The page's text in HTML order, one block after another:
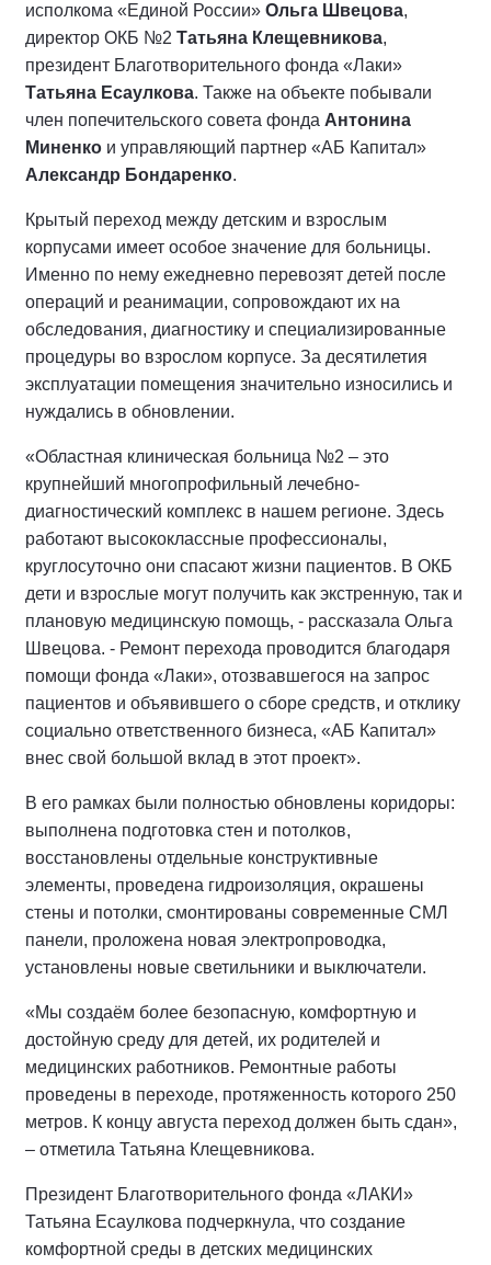
исполкома «Единой России» Ольга Швецова,
директор ОКБ №2 Татьяна Клещевникова,
президент Благотворительного фонда «Лаки»
Татьяна Есаулкова. Также на объекте побывали
член попечительского совета фонда Антонина
Миненко и управляющий партнер «АБ Капитал»
Александр Бондаренко.
Крытый переход между детским и взрослым
корпусами имеет особое значение для больницы.
Именно по нему ежедневно перевозят детей после
операций и реанимации, сопровождают их на
обследования, диагностику и специализированные
процедуры во взрослом корпусе. За десятилетия
эксплуатации помещения значительно износились и
нуждались в обновлении.
«Областная клиническая больница №2 – это
крупнейший многопрофильный лечебно-
диагностический комплекс в нашем регионе. Здесь
работают высококлассные профессионалы,
круглосуточно они спасают жизни пациентов. В ОКБ
дети и взрослые могут получить как экстренную, так и
плановую медицинскую помощь, - рассказала Ольга
Швецова. - Ремонт перехода проводится благодаря
помощи фонда «Лаки», отозвавшегося на запрос
пациентов и объявившего о сборе средств, и отклику
социально ответственного бизнеса, «АБ Капитал»
внес свой большой вклад в этот проект».
В его рамках были полностью обновлены коридоры:
выполнена подготовка стен и потолков,
восстановлены отдельные конструктивные
элементы, проведена гидроизоляция, окрашены
стены и потолки, смонтированы современные СМЛ
панели, проложена новая электропроводка,
установлены новые светильники и выключатели.
«Мы создаём более безопасную, комфортную и
достойную среду для детей, их родителей и
медицинских работников. Ремонтные работы
проведены в переходе, протяженность которого 250
метров. К концу августа переход должен быть сдан»,
– отметила Татьяна Клещевникова.
Президент Благотворительного фонда «ЛАКИ»
Татьяна Есаулкова подчеркнула, что создание
комфортной среды в детских медицинских